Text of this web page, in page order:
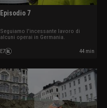
Episodio 7
Seguiamo l'incessante lavoro di
alcuni operai in Germania.
E7 44 min